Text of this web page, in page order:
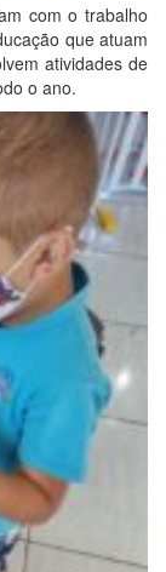
com o trabalho
que atuam
atividades de
o ano.